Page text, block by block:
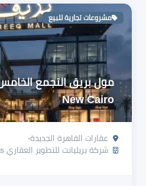
مشروعات تجارية للبيع
New Cairo
عقارات القاهرة الجديدة
شركة بريليانت للتطوير العقاري Brilliant Developments